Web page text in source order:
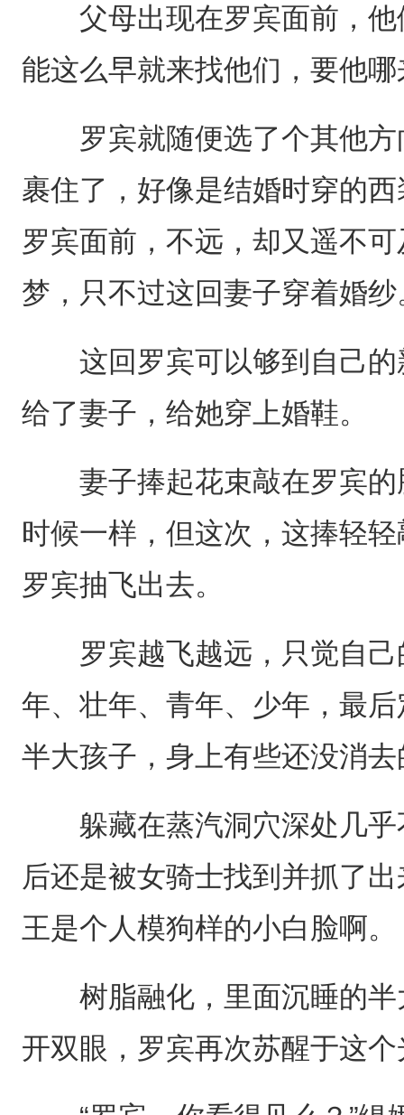
父母出现在罗宾面前，他
能这么早就来找他们，要他
罗宾就随便选了个其他方
裹住了，好像是结婚时穿的
罗宾面前，不远，却又遥不
梦，只不过这回妻子穿着婚纱
这回罗宾可以够到自己的
给了妻子，给她穿上婚鞋。
妻子捧起花束敲在罗宾的
时候一样，但这次，这捧轻
罗宾抽飞出去。
罗宾越飞越远，只觉自己
年、壮年、青年、少年，最
半大孩子，身上有些还没消
躲藏在蒸汽洞穴深处几乎
后还是被女骑士找到并抓了
王是个人模狗样的小白脸啊。
树脂融化，里面沉睡的半
开双眼，罗宾再次苏醒于这